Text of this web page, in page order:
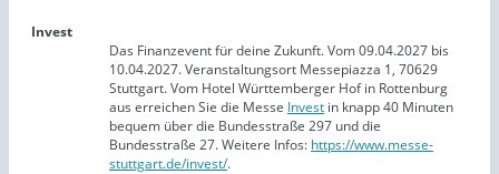
Invest
Das Finanzevent für deine Zukunft. Vom 09.04.2027 bis
10.04.2027. Veranstaltungsort Messepiazza 1, 70629
Stuttgart. Vom Hotel Württemberger Hof in Rottenburg
aus erreichen Sie die Messe Invest in knapp 40 Minuten
bequem über die Bundesstraße 297 und die
Bundesstraße 27. Weitere Infos: https://www.messe-
stuttgart.de/invest/.